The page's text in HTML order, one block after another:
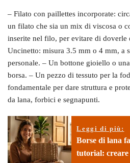
– Filato con paillettes incorporate:
un filato che sia un mix di viscosa o
inserite nel filo, per evitare di doverle
Uncinetto: misura 3.5 mm o 4 mm, a
personale. – Un bottone gioiello o
borsa. – Un pezzo di tessuto per la
fondamentale per dare struttura e
da lana, forbici e segnapunti.
Leggi di più:
Borse di lana
tutorial: